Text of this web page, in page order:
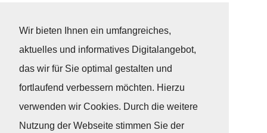
Wir bieten Ihnen ein umfangreiches,
aktuelles und informatives Digitalangebot,
das wir für Sie optimal gestalten und
fortlaufend verbessern möchten. Hierzu
verwenden wir Cookies. Durch die weitere
Nutzung der Webseite stimmen Sie der